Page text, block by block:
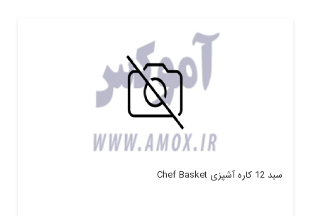
سبد 12 کاره آشپزی Chef Basket